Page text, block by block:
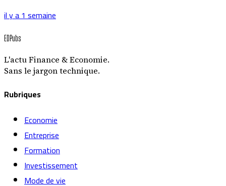
il y a 1 semaine
EDPubs
L'actu Finance & Economie.
Sans le jargon technique.
Rubriques
Economie
Entreprise
Formation
Investissement
Mode de vie